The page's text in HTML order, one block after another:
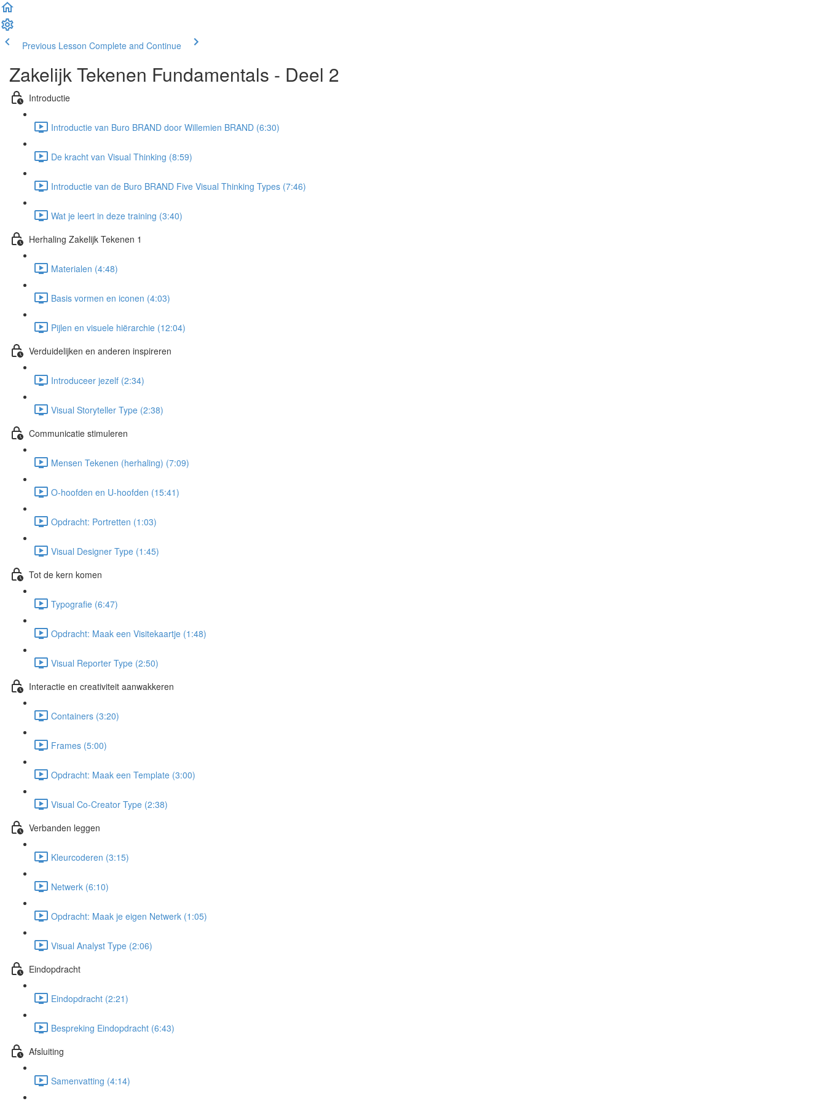
Previous Lesson Complete and Continue
Zakelijk Tekenen Fundamentals - Deel 2
Introductie
Introductie van Buro BRAND door Willemien BRAND (6:30)
De kracht van Visual Thinking (8:59)
Introductie van de Buro BRAND Five Visual Thinking Types (7:46)
Wat je leert in deze training (3:40)
Herhaling Zakelijk Tekenen 1
Materialen (4:48)
Basis vormen en iconen (4:03)
Pijlen en visuele hiërarchie (12:04)
Verduidelijken en anderen inspireren
Introduceer jezelf (2:34)
Visual Storyteller Type (2:38)
Communicatie stimuleren
Mensen Tekenen (herhaling) (7:09)
O-hoofden en U-hoofden (15:41)
Opdracht: Portretten (1:03)
Visual Designer Type (1:45)
Tot de kern komen
Typografie (6:47)
Opdracht: Maak een Visitekaartje (1:48)
Visual Reporter Type (2:50)
Interactie en creativiteit aanwakkeren
Containers (3:20)
Frames (5:00)
Opdracht: Maak een Template (3:00)
Visual Co-Creator Type (2:38)
Verbanden leggen
Kleurcoderen (3:15)
Netwerk (6:10)
Opdracht: Maak je eigen Netwerk (1:05)
Visual Analyst Type (2:06)
Eindopdracht
Eindopdracht (2:21)
Bespreking Eindopdracht (6:43)
Afsluiting
Samenvatting (4:14)